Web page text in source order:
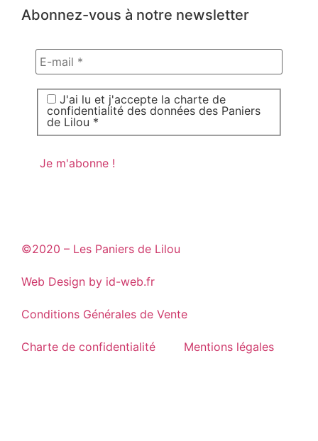
Abonnez-vous à notre newsletter
J'ai lu et j'accepte la charte de
confidentialité des données des Paniers
de Lilou *
©2020 – Les Paniers de Lilou
Web Design by id-web.fr
Conditions Générales de Vente
Charte de confidentialité Mentions légales